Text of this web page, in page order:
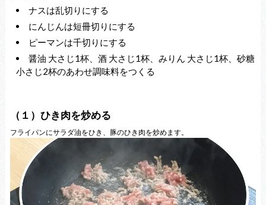
ナスは乱切りにする
にんじんは短冊切りにする
ピーマンは千切りにする
醤油 大さじ1杯、酒 大さじ1杯、みりん 大さじ1杯、砂糖
小さじ2杯のあわせ調味料をつくる
（１）ひき肉を炒める
フライパンにサラダ油をひき、豚のひき肉を炒めます。